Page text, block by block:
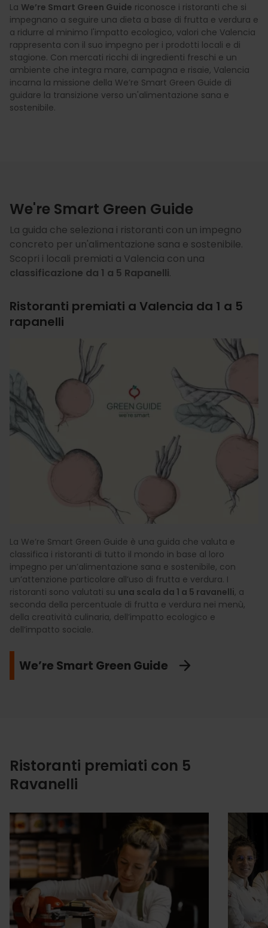
La We’re Smart Green Guide riconosce i ristoranti che si
impegnano a seguire una dieta a base di frutta e verdura e
a ridurre al minimo l'impatto ecologico, valori che Valencia
rappresenta con il suo impegno per i prodotti locali e di
stagione. Con mercati ricchi di ingredienti freschi e un
ambiente che integra mare, campagna e risaie, Valencia
incarna la missione della We’re Smart Green Guide di
guidare la transizione verso un'alimentazione sana e
sostenibile.
We're Smart Green Guide
La guida che seleziona i ristoranti con un impegno
concreto per un'alimentazione sana e sostenibile.
Scopri i locali premiati a Valencia con una
classificazione da 1 a 5 Rapanelli.
Ristoranti premiati a Valencia da 1 a 5
rapanelli
La We’re Smart Green Guide è una guida che valuta e
classifica i ristoranti di tutto il mondo in base al loro
impegno per un’alimentazione sana e sostenibile, con
un’attenzione particolare all’uso di frutta e verdura. I
ristoranti sono valutati su una scala da 1 a 5 ravanelli, a
seconda della percentuale di frutta e verdura nei menù,
della creatività culinaria, dell’impatto ecologico e
dell’impatto sociale.
We’re Smart Green Guide
Ristoranti premiati con 5
Ravanelli